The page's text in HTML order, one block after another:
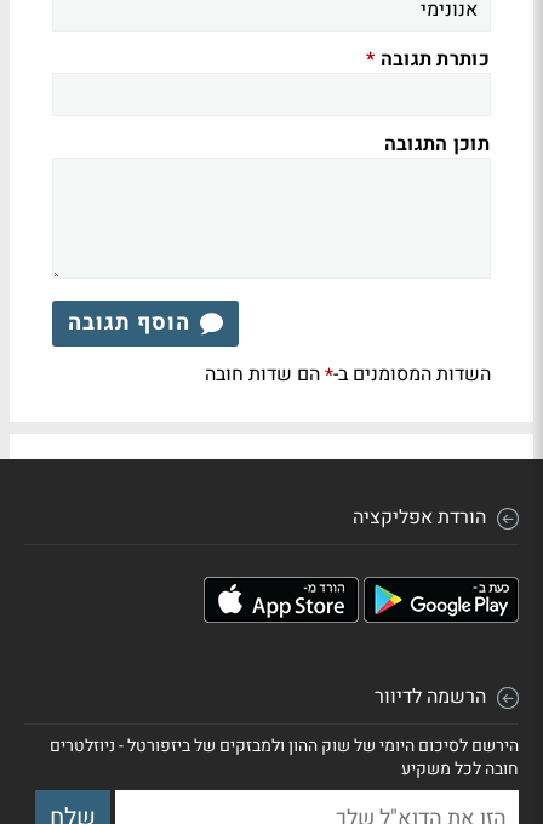
כותרת תגובה *
תוכן התגובה
הוסף תגובה
השדות המסומנים ב-*הם שדות חובה
הורדת אפליקציה
הרשמה לדיוור
הירשם לסיכום היומי של שוק ההון ולמבזקים של ביזפורטל - ניוזלטרים
חובה לכל משקיע